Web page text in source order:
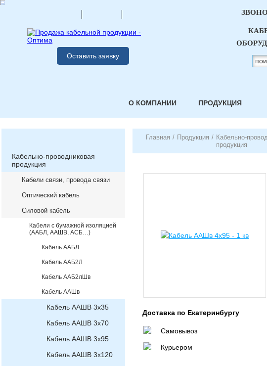
Оставить заявку
О КОМПАНИИ ПРОДУКЦИЯ
Кабельно-проводниковая
продукция
Кабели связи, провода связи
Оптический кабель
Силовой кабель
Кабели с бумажной изоляцией
(ААБЛ, ААШВ, АСБ…)
Кабель ААБЛ
Кабель ААБ2Л
Кабель ААБ2лШв
Кабель ААШв
Кабель ААШВ 3х35
Кабель ААШВ 3х70
Кабель ААШВ 3х95
Кабель ААШВ 3х120
Главная / Продукция / Кабельно-
продукция
Доставка по Екатеринбургу
Самовывоз
Курьером